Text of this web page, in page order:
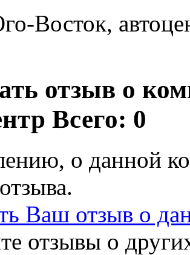
Восток,
отзыв о
Всего: 0
о данной
Ваш отзыв о
отзывы о